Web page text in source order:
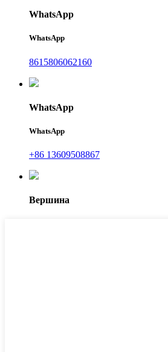
WhatsApp
WhatsApp
8615806062160
WhatsApp
WhatsApp
+86 13609508867
Вершина